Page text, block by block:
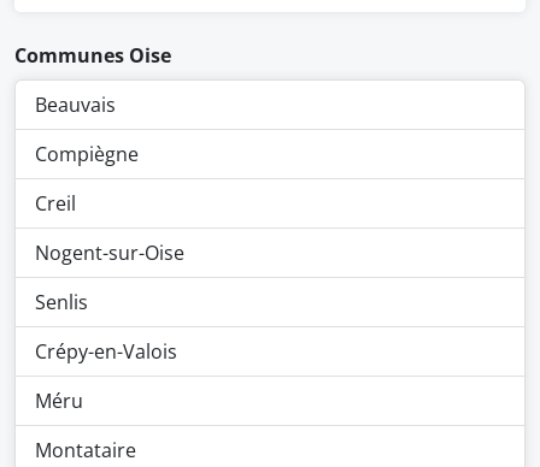
Communes Oise
Beauvais
Compiègne
Creil
Nogent-sur-Oise
Senlis
Crépy-en-Valois
Méru
Montataire